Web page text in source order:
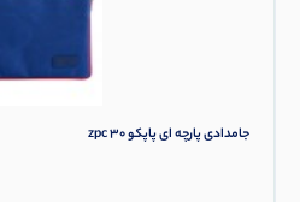
جامدادی پارچه ای پاپکو zpc 30